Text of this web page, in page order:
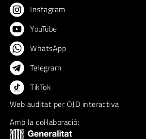
Instagram
YouTube
WhatsApp
Telegram
TikTok
Web auditat per OJD interactiva
Amb la col·laboració: